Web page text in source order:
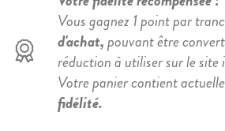
Vous gagnez 1 point par
d'achat,pouvant être
réduction à utiliser sur le site
Votre panier contient
fidélité.